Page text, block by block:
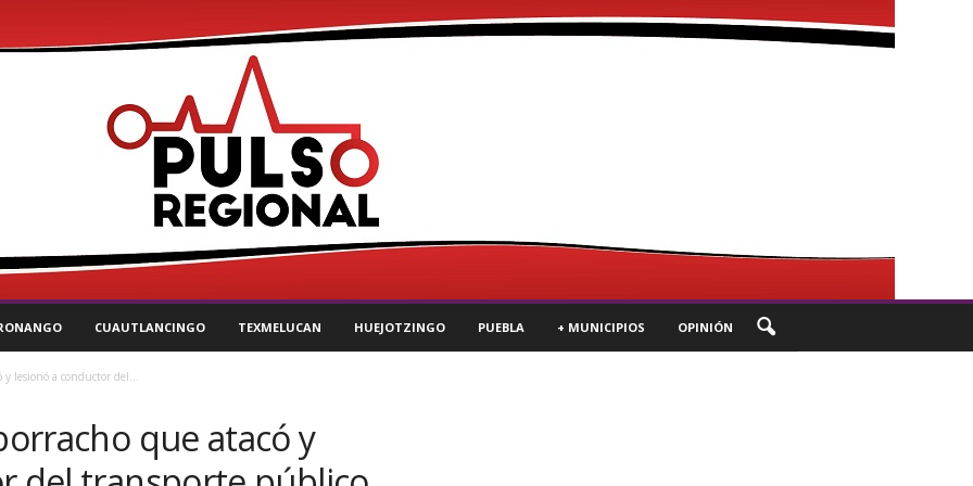
CUAUTLANCINGO TEXMELUCAN HUEJOTZINGO PUEBLA + MUNICIPIOS OPINIÓN
lesionó a conductor del...
que atacó y